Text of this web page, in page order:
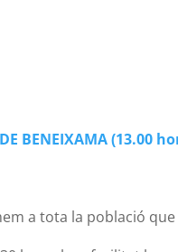
BENEIXAMA(13.00
a tota la població